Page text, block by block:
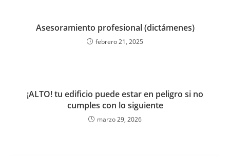
Asesoramiento profesional (dictámenes)
febrero 21, 2025
¡ALTO! tu edificio puede estar en peligro si no
cumples con lo siguiente
marzo 29, 2026